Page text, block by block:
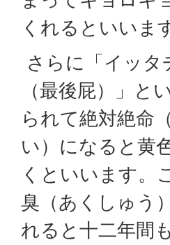
くれるといいま
さらに「イッ
（最後屁）」と
られて絶対絶命
い）になると黄
くといいます。
臭（あくしゅう
れると十二年間